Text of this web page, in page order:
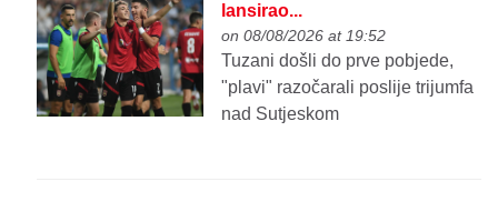
lansirao...
on 08/08/2026 at 19:52
Tuzani došli do prve pobjede,
"plavi" razočarali poslije trijumfa
nad Sutjeskom